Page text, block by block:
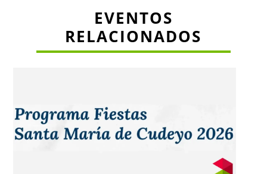
EVENTOS
RELACIONADOS